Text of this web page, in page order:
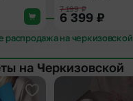
7 199₽
6 399 ₽
распродажа на черкизовской
на Черкизовской